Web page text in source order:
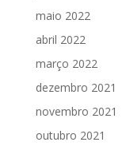
maio 2022
abril 2022
março 2022
dezembro 2021
novembro 2021
outubro 2021